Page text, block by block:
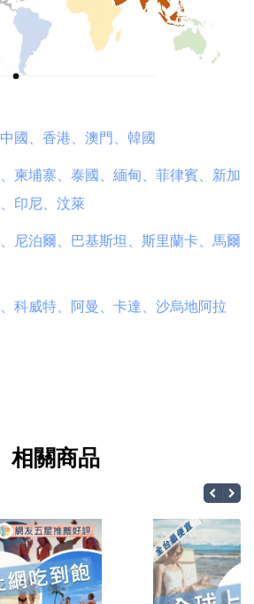
中國 香港 澳門 韓國
柬埔寨 泰國 緬甸 菲律賓
新加
印尼 汶萊
尼泊爾 巴基斯坦 斯里蘭卡
馬爾
科威特 阿曼 卡達
沙烏地阿拉
相關商品